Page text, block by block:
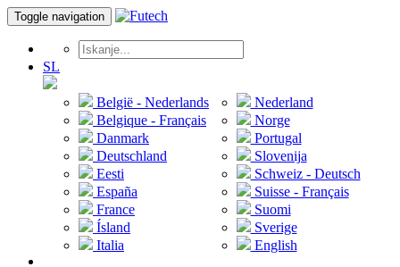
Toggle navigation
SL
België - Nederlands
Belgique - Français
Danmark
Deutschland
Eesti
España
France
Ísland
Italia
Nederland
Norge
Portugal
Slovenija
Schweiz - Deutsch
Suisse - Français
Suomi
Sverige
English